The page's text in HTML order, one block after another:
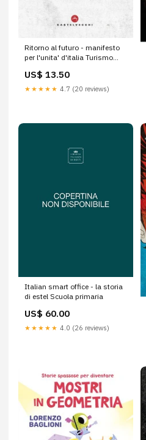
Ritorno al futuro - manifesto
per l'unita' d'italia Turismo
US$ 13.50
★★★★★ 4.7 (20 reviews)
Italian smart office - la storia
di estel Scuola primaria
US$ 60.00
★★★★★ 4.0 (26 reviews)